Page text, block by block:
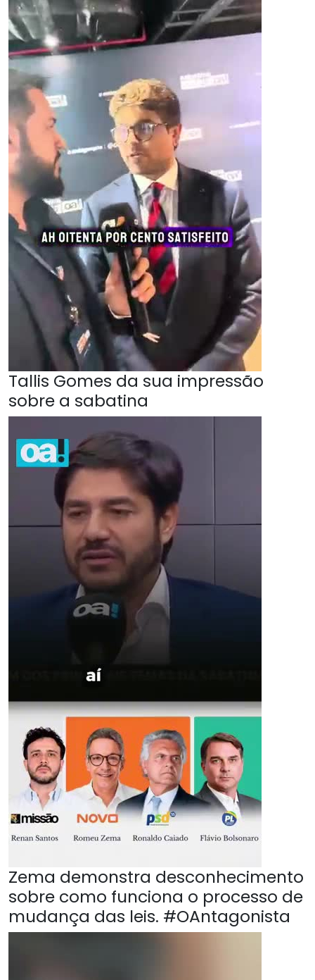
Tallis Gomes da sua impressão
sobre a sabatina
Zema demonstra desconhecimento
sobre como funciona o processo de
mudança das leis. #OAntagonista